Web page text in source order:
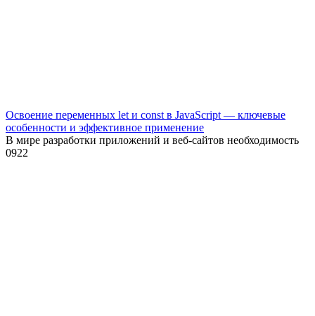
Освоение переменных let и const в JavaScript — ключевые
особенности и эффективное применение
В мире разработки приложений и веб-сайтов необходимость
0922